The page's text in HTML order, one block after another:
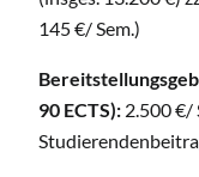
145 €/ Sem.)
90 ECTS): 2.500 €/